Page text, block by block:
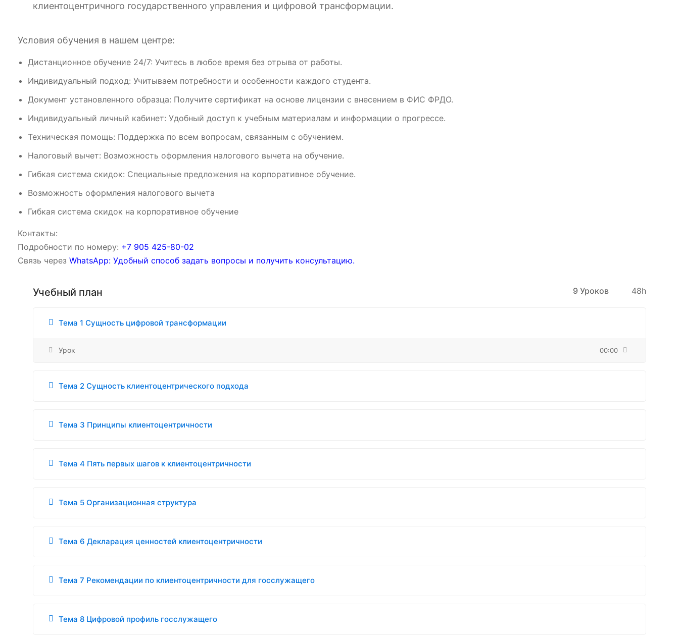
клиентоцентричного государственного управления и цифровой трансформации.
Условия обучения в нашем центре:
Дистанционное обучение 24/7: Учитесь в любое время без отрыва от работы.
Индивидуальный подход: Учитываем потребности и особенности каждого студента.
Документ установленного образца: Получите сертификат на основе лицензии с внесением в ФИС ФРДО.
Индивидуальный личный кабинет: Удобный доступ к учебным материалам и информации о прогрессе.
Техническая помощь: Поддержка по всем вопросам, связанным с обучением.
Налоговый вычет: Возможность оформления налогового вычета на обучение.
Гибкая система скидок: Специальные предложения на корпоративное обучение.
Возможность оформления налогового вычета
Гибкая система скидок на корпоративное обучение
Контакты:
Подробности по номеру: ‪‪+7 905 425-80-02‬‬
Связь через WhatsApp: Удобный способ задать вопросы и получить консультацию.
Учебный план 9 Уроков 48h
Тема 1 Сущность цифровой трансформации
Урок 00:00
Тема 2 Сущность клиентоцентрического подхода
Тема 3 Принципы клиентоцентричности
Тема 4 Пять первых шагов к клиентоцентричности
Тема 5 Организационная структура
Тема 6 Декларация ценностей клиентоцентричности
Тема 7 Рекомендации по клиентоцентричности для госслужащего
Тема 8 Цифровой профиль госслужащего